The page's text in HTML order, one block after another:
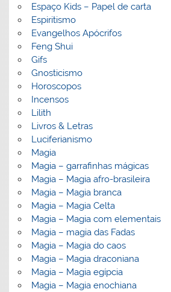
Espaço Kids – Papel de carta
Espiritismo
Evangelhos Apócrifos
Feng Shui
Gifs
Gnosticismo
Horoscopos
Incensos
Lilith
Livros & Letras
Luciferianismo
Magia
Magia – garrafinhas mágicas
Magia – Magia afro-brasileira
Magia – Magia branca
Magia – Magia Celta
Magia – Magia com elementais
Magia – magia das Fadas
Magia – Magia do caos
Magia – Magia draconiana
Magia – Magia egípcia
Magia – Magia enochiana